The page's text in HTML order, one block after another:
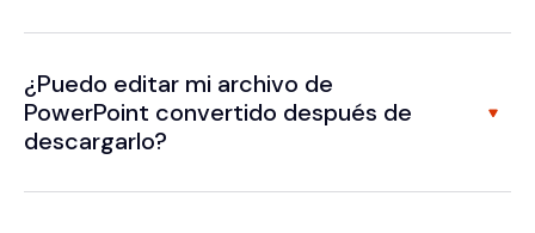
¿Puedo editar mi archivo de
PowerPoint convertido después de
descargarlo?